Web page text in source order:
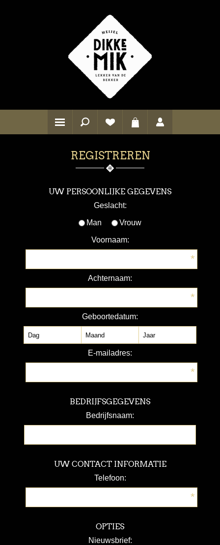
REGISTREREN
UW PERSOONLIJKE GEGEVENS
Geslacht:
Man Vrouw
Voornaam:
*
Achternaam:
*
Geboortedatum:
E-mailadres:
*
BEDRIJFSGEGEVENS
Bedrijfsnaam:
UW CONTACT INFORMATIE
Telefoon:
*
OPTIES
Nieuwsbrief: